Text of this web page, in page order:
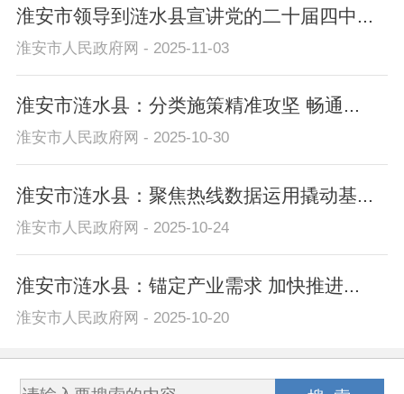
淮安市领导到涟水县宣讲党的二十届四中...
淮安市人民政府网 - 2025-11-03
淮安市涟水县：分类施策精准攻坚 畅通...
淮安市人民政府网 - 2025-10-30
淮安市涟水县：聚焦热线数据运用撬动基...
淮安市人民政府网 - 2025-10-24
淮安市涟水县：锚定产业需求 加快推进...
淮安市人民政府网 - 2025-10-20